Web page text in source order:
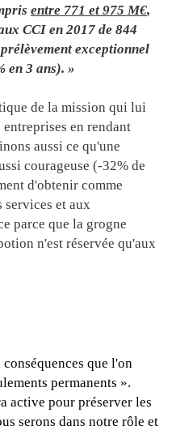
entre 771 et 975 M€,
CCI en 2017 de 844
exceptionnel
en 3 ans). »
de la mission qui lui
en rendant
aussi ce qu'une
courageuse (-32% de
d'obtenir comme
services et aux
parce que la grogne
n'est réservée qu'aux
que l'on
permanents ».
active pour préserver les
serons dans notre rôle et